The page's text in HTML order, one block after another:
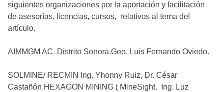
siguientes organizaciones por la aportación y facilitación
de asesorías, licencias, cursos, relativos al tema del
artículo.
AIMMGM AC. Distrito Sonora.Geo. Luis Fernando Oviedo.
SOLMINE/ RECMIN Ing. Yhonny Ruiz, Dr. César
Castañón.HEXAGON MINING ( MineSight. Ing. Luz